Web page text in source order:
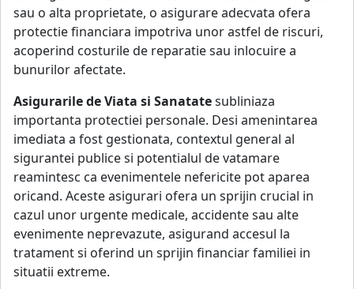
sau o alta proprietate, o asigurare adecvata ofera
protectie financiara impotriva unor astfel de riscuri,
acoperind costurile de reparatie sau inlocuire a
bunurilor afectate.
Asigurarile de Viata si Sanatatesubliniaza
importanta protectiei personale. Desi amenintarea
imediata a fost gestionata, contextul general al
sigurantei publice si potentialul de vatamare
reamintesc ca evenimentele nefericite pot aparea
oricand. Aceste asigurari ofera un sprijin crucial in
cazul unor urgente medicale, accidente sau alte
evenimente neprevazute, asigurand accesul la
tratament si oferind un sprijin financiar familiei in
situatii extreme.